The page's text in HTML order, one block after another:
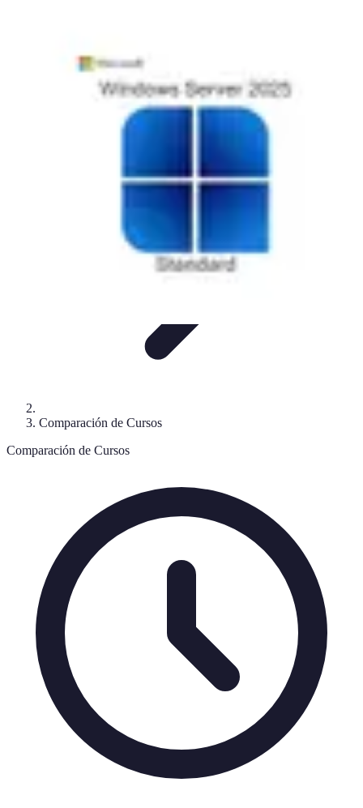
Clases en Español
Comparación de Cursos
Comparación de Cursos